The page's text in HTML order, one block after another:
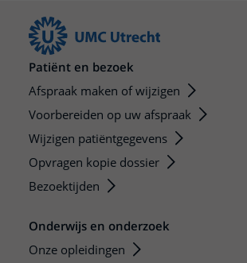
Patiënt en bezoek
Afspraak maken of wijzigen
Voorbereiden op uw afspraak
Wijzigen patiëntgegevens
Opvragen kopie dossier
Bezoektijden
Onderwijs en onderzoek
Onze opleidingen